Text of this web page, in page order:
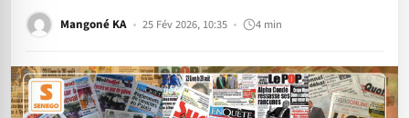
Mangoné KA 25 Fév 2026, 10:35 4 min